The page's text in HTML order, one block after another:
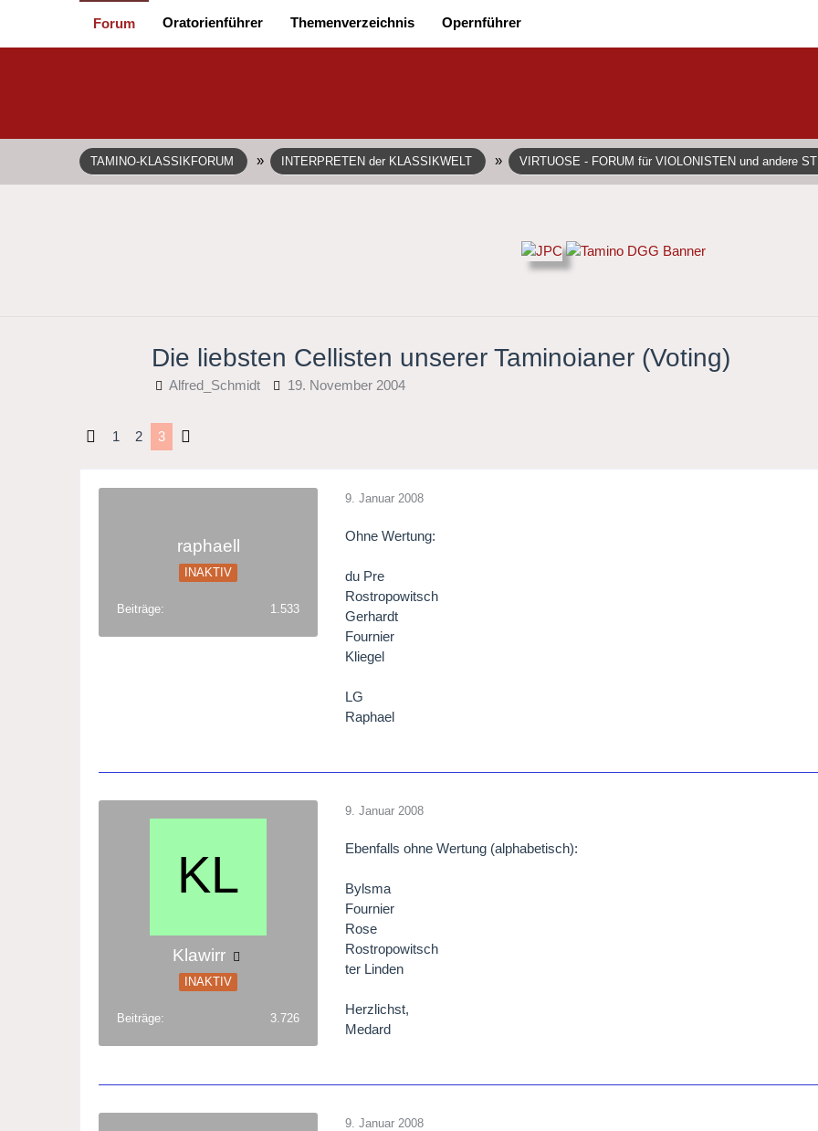
Forum Oratorienführer Themenverzeichnis Opernführer
TAMINO-KLASSIKFORUM » INTERPRETEN der KLASSIKWELT » VIRTUOSE - FORUM für VIOLONISTEN und andere
Die liebsten Cellisten unserer Taminoianer (Voting)
Alfred_Schmidt 19. November 2004
1 2 3
raphaell
INAKTIV
Beiträge 1.533
9. Januar 2008
Ohne Wertung:
du Pre
Rostropowitsch
Gerhardt
Fournier
Kliegel
LG
Raphael
Klawirr
INAKTIV
Beiträge 3.726
9. Januar 2008
Ebenfalls ohne Wertung (alphabetisch):
Bylsma
Fournier
Rose
Rostropowitsch
ter Linden
Herzlichst,
Medard
9. Januar 2008